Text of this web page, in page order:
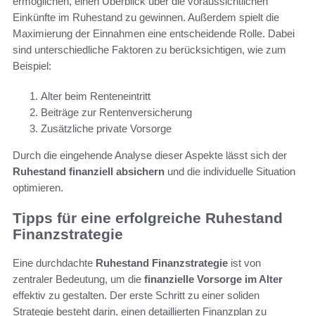
Einkünfte im Ruhestand zu gewinnen. Außerdem spielt die
Maximierung der Einnahmen eine entscheidende Rolle. Dabei
sind unterschiedliche Faktoren zu berücksichtigen, wie zum
Beispiel:
Alter beim Renteneintritt
Beiträge zur Rentenversicherung
Zusätzliche private Vorsorge
Durch die eingehende Analyse dieser Aspekte lässt sich der
Ruhestand finanziell absichern und die individuelle Situation
optimieren.
Tipps für eine erfolgreiche Ruhestand
Finanzstrategie
Eine durchdachte Ruhestand Finanzstrategie ist von
zentraler Bedeutung, um die finanzielle Vorsorge im Alter
effektiv zu gestalten. Der erste Schritt zu einer soliden
Strategie besteht darin, einen detaillierten Finanzplan zu